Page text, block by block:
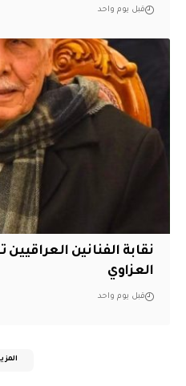
قبل يوم واحد
نقابة الفنانين العراقيين
العزاوي
قبل يوم واحد